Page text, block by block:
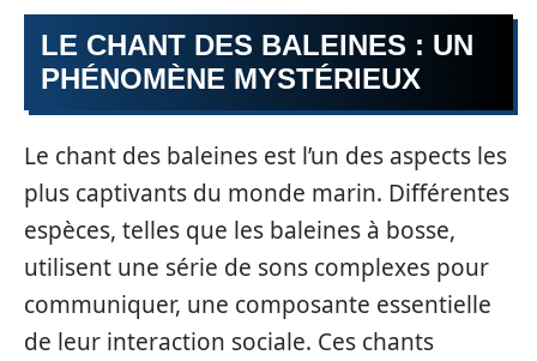
LE CHANT DES BALEINES : UN
PHÉNOMÈNE MYSTÉRIEUX
Le chant des baleines est l’un des aspects les
plus captivants du monde marin. Différentes
espèces, telles que les baleines à bosse,
utilisent une série de sons complexes pour
communiquer, une composante essentielle
de leur interaction sociale. Ces chants